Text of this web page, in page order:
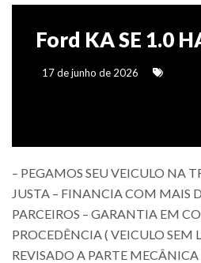
Ford KA SE 1.0
17 de junho de 2026
– PEGAMOS SEU VEICULO NA
JUSTA – FINANCIA COM MAIS
PARCEIROS – GARANTIA EM
PROCEDÊNCIA ( VEICULO SEM
REVISADO A PARTE MECÂNICA